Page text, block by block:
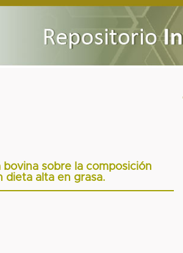
sobre la composición
dieta alta en grasa.